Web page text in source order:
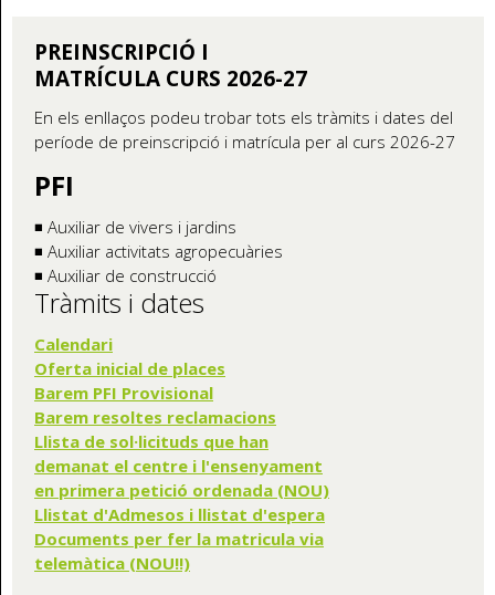
PREINSCRIPCIÓ I
MATRÍCULA CURS 2026-27
En els enllaços podeu trobar tots els tràmits i dates del
període de preinscripció i matrícula per al curs 2026-27
PFI
◾ Auxiliar de vivers i jardins
◾ Auxiliar activitats agropecuàries
◾ Auxiliar de construcció
Tràmits i dates
Calendari
Oferta inicial de places
Barem PFI Provisional
Barem resoltes reclamacions
Llista de sol·licituds que han
demanat el centre i l'ensenyament
en primera petició ordenada (NOU)
Llistat d'Admesos i llistat d'espera
Documents per fer la matricula via
telemàtica (NOU!!)